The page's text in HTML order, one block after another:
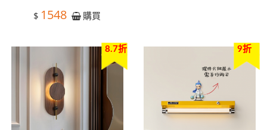
$ 1548 購買
8.7折 9折